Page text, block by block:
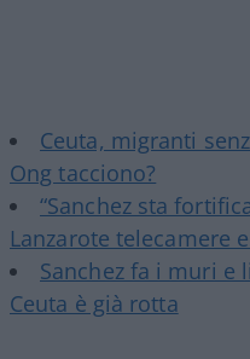
Ceuta, migranti
Ong tacciono?
“Sanchez sta
Lanzarote telecamere
Sanchez fa i muri e
Ceuta è già rotta